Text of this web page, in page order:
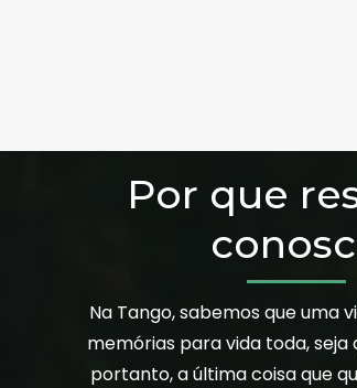
Por que
Na Tango, sabemos que uma
memórias para vida toda, seja
portanto, a última coisa que